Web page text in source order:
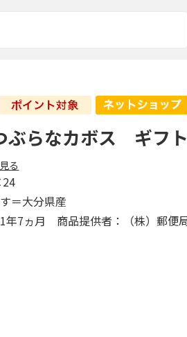
ぶらなカボス ギフト
る
＝大分県産
7ヵ月 商品提供者：（株）郵便